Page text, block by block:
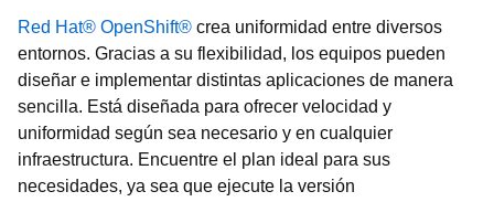
Red Hat® OpenShift® crea uniformidad entre diversos
entornos. Gracias a su flexibilidad, los equipos pueden
diseñar e implementar distintas aplicaciones de manera
sencilla. Está diseñada para ofrecer velocidad y
uniformidad según sea necesario y en cualquier
infraestructura. Encuentre el plan ideal para sus
necesidades, ya sea que ejecute la versión